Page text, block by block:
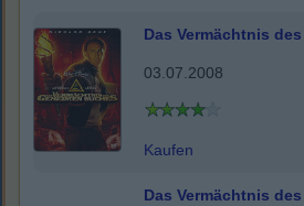
Das Vermächtnis
03.07.2008
Kaufen
Das Vermächtnis